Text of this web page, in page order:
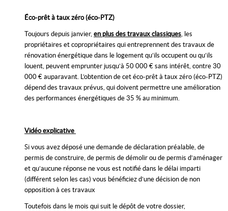
Éco-prêt à taux zéro (éco-PTZ)
Toujours depuis janvier, en plus des travaux classiques, les
propriétaires et copropriétaires qui entreprennent des travaux de
rénovation énergétique dans le logement qu’ils occupent ou qu’ils
louent, peuvent emprunter jusqu’à 50 000 € sans intérêt, contre 30
000 € auparavant. L’obtention de cet éco-prêt à taux zéro (éco-PTZ)
dépend des travaux prévus, qui doivent permettre une amélioration
des performances énergétiques de 35 % au minimum.
Vidéo explicative
Si vous avez déposé une demande de déclaration préalable, de
permis de construire, de permis de démolir ou de permis d’aménager
et qu’aucune réponse ne vous est notifié dans le délai imparti
(différent selon les cas) vous bénéficiez d’une décision de non
opposition à ces travaux
Toutefois dans le mois qui suit le dépôt de votre dossier,